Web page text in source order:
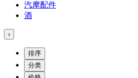
汽摩配件
酒
›
排序
分类